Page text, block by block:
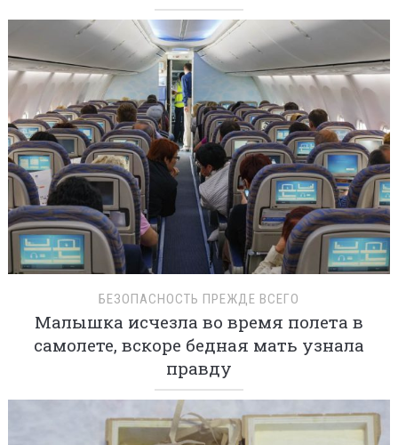
БЕЗОПАСНОСТЬ ПРЕЖДЕ ВСЕГО
Малышка исчезла во время полета в
самолете, вскоре бедная мать узнала
правду